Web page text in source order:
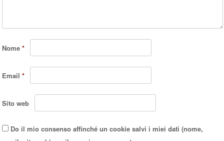
Nome*
Email*
Sito web
Do il mio consenso affinché un cookie salvi i miei dati (nome,